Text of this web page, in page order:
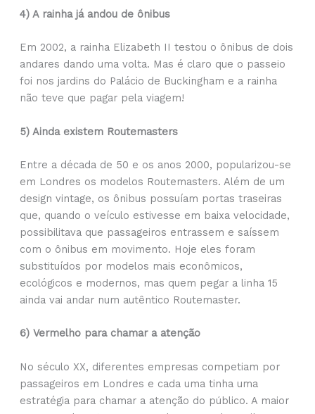
4) A rainha já andou de ônibus
Em 2002, a rainha Elizabeth II testou o ônibus de dois
andares dando uma volta. Mas é claro que o passeio
foi nos jardins do Palácio de Buckingham e a rainha
não teve que pagar pela viagem!
5) Ainda existem Routemasters
Entre a década de 50 e os anos 2000, popularizou-se
em Londres os modelos Routemasters. Além de um
design vintage, os ônibus possuíam portas traseiras
que, quando o veículo estivesse em baixa velocidade,
possibilitava que passageiros entrassem e saíssem
com o ônibus em movimento. Hoje eles foram
substituídos por modelos mais econômicos,
ecológicos e modernos, mas quem pegar a linha 15
ainda vai andar num autêntico Routemaster.
6) Vermelho para chamar a atenção
No século XX, diferentes empresas competiam por
passageiros em Londres e cada uma tinha uma
estratégia para chamar a atenção do público. A maior